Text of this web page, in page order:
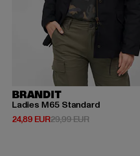
BRANDIT
Ladies M65 Standard
24,89 EUR
Derzeitiger Preis: 24,89 EUR
29,99 EURAktionspreis: